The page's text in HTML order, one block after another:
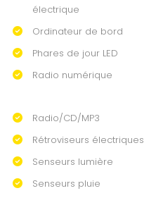
électrique
Ordinateur de bord
Phares de jour LED
Radio numérique
Radio/CD/MP3
Rétroviseurs électriques
Senseurs lumière
Senseurs pluie